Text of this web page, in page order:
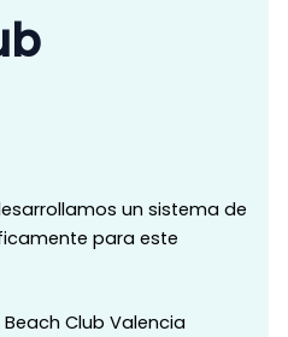
un sistema de
para este
Club Valencia